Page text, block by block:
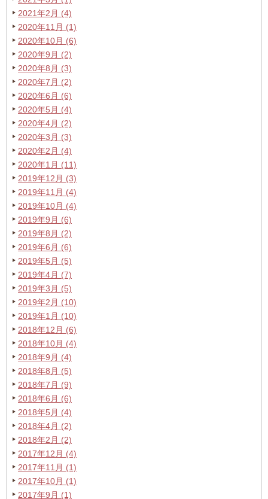
2021年2月 (4)
2020年11月 (1)
2020年10月 (6)
2020年9月 (2)
2020年8月 (3)
2020年7月 (2)
2020年6月 (6)
2020年5月 (4)
2020年4月 (2)
2020年3月 (3)
2020年2月 (4)
2020年1月 (11)
2019年12月 (3)
2019年11月 (4)
2019年10月 (4)
2019年9月 (6)
2019年8月 (2)
2019年6月 (6)
2019年5月 (5)
2019年4月 (7)
2019年3月 (5)
2019年2月 (10)
2019年1月 (10)
2018年12月 (6)
2018年10月 (4)
2018年9月 (4)
2018年8月 (5)
2018年7月 (9)
2018年6月 (6)
2018年5月 (4)
2018年4月 (2)
2018年2月 (2)
2017年12月 (4)
2017年11月 (1)
2017年10月 (1)
2017年9月 (1)